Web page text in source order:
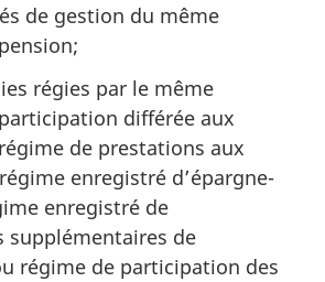
de gestion du même
régies par le même
différée aux
de prestations aux
enregistré d’épargne-
enregistré de
supplémentaires de
régime de participation des